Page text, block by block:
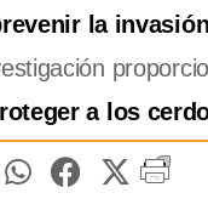
la
a los